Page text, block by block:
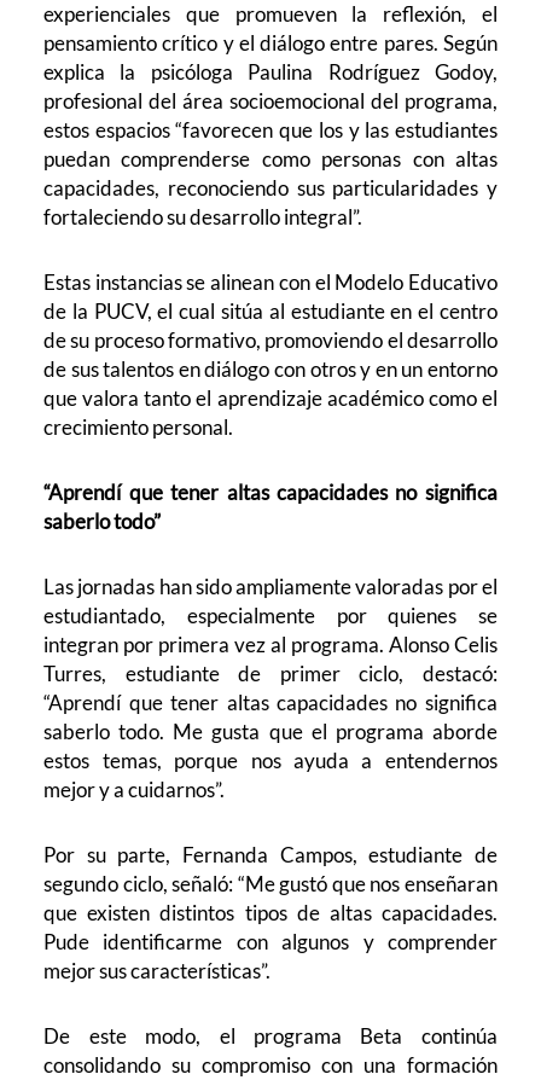
experienciales que promueven la reflexión, el
pensamiento crítico y el diálogo entre pares. Según
explica la psicóloga Paulina Rodríguez Godoy,
profesional del área socioemocional del programa,
estos espacios “favorecen que los y las estudiantes
puedan comprenderse como personas con altas
capacidades, reconociendo sus particularidades y
fortaleciendo su desarrollo integral”.
Estas instancias se alinean con el Modelo Educativo
de la PUCV, el cual sitúa al estudiante en el centro
de su proceso formativo, promoviendo el desarrollo
de sus talentos en diálogo con otros y en un entorno
que valora tanto el aprendizaje académico como el
crecimiento personal.
“Aprendí que tener altas capacidades no significa
saberlo todo”
Las jornadas han sido ampliamente valoradas por el
estudiantado, especialmente por quienes se
integran por primera vez al programa. Alonso Celis
Turres, estudiante de primer ciclo, destacó:
“Aprendí que tener altas capacidades no significa
saberlo todo. Me gusta que el programa aborde
estos temas, porque nos ayuda a entendernos
mejor y a cuidarnos”.
Por su parte, Fernanda Campos, estudiante de
segundo ciclo, señaló: “Me gustó que nos enseñaran
que existen distintos tipos de altas capacidades.
Pude identificarme con algunos y comprender
mejor sus características”.
De este modo, el programa Beta continúa
consolidando su compromiso con una formación